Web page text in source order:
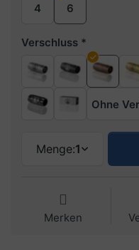
4 6
Verschluss
Ohne
Menge:1
Merken